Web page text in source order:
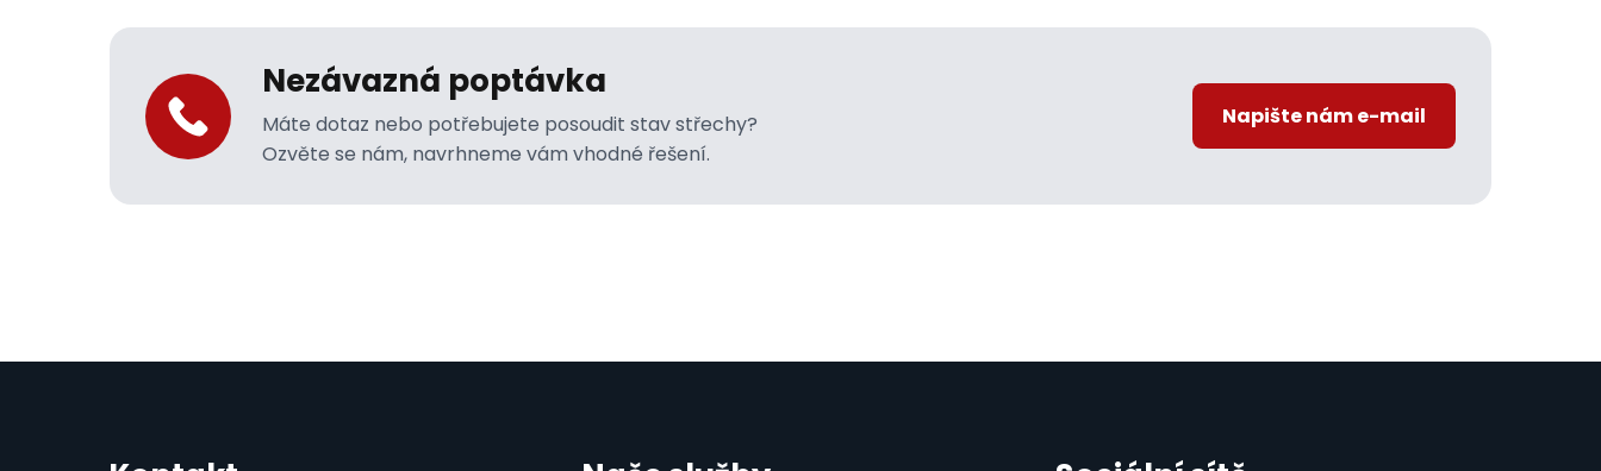
Nezávazná poptávka
Máte dotaz nebo potřebujete posoudit stav střechy?
Ozvěte se nám, navrhneme vám vhodné řešení.
Napište nám e-mail